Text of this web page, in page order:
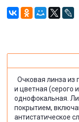
Очковая линза из
и цветная (серого
однофокальная.
покрытием,
антистатическое